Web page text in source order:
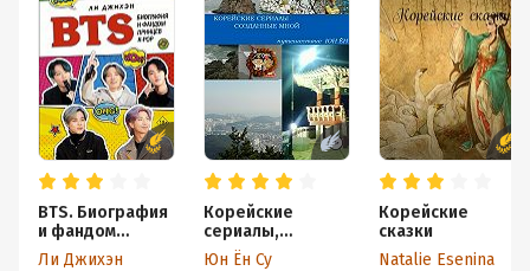
BTS. Биография
и фандом
принцев K-POP
Ли Джихэн
Корейские
сериалы,
созданные мной
Юн Ён Су
Корейские
сказки
Natalie Esenina